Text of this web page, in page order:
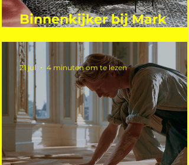
Binnenkijker bij Mark
21 jul 4 minuten om te lezen